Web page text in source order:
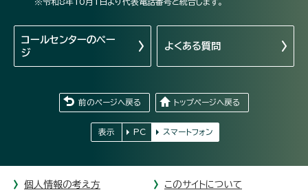
コールセンターのペー
ジ
よくある質問
前のページへ戻る トップページへ戻る
表示 PC スマートフォン
個人情報の考え方 このサイトについて